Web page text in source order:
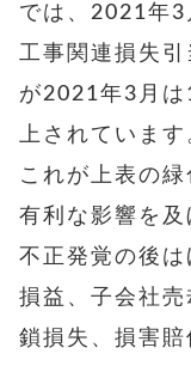
では、2021年3
工事関連損失引
が2021年3月
上されています
これが上表の
有利な影響を及
不正発覚の後
損益、子会社
鎖損失、損害